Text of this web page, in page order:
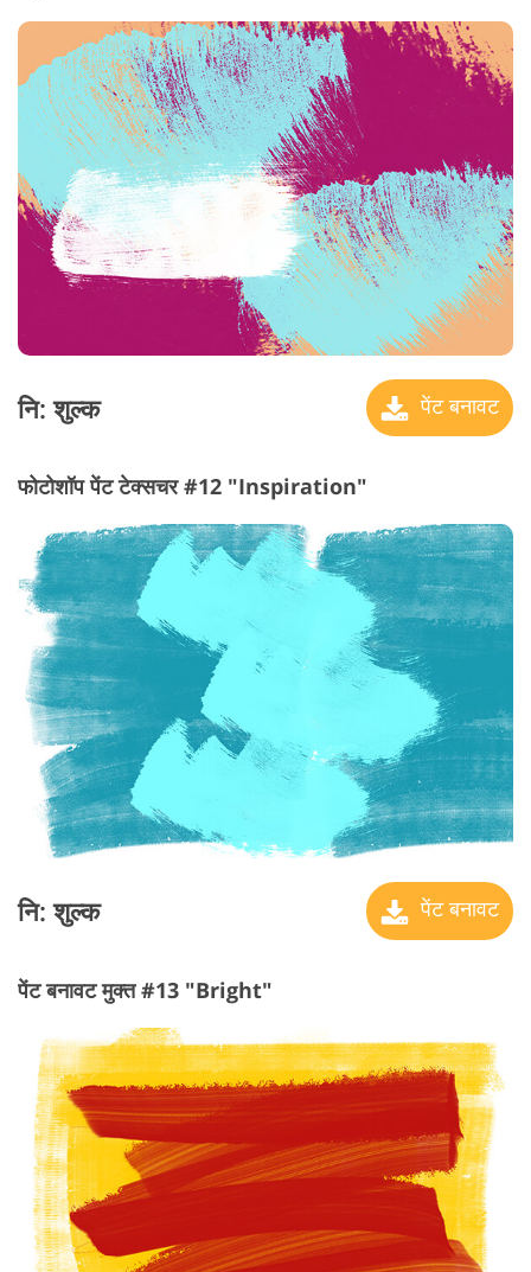
नि: शुल्क पेंट बनावट
फोटोशॉप पेंट टेक्सचर #12 "Inspiration"
नि: शुल्क पेंट बनावट
पेंट बनावट मुक्त #13 "Bright"